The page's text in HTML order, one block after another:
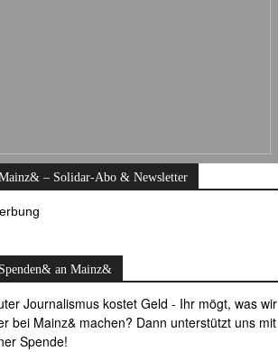
– Solidar-Abo & Newsletter
Spenden& an Mainz&
Journalismus kostet Geld - Ihr mögt, was wir
bei Mainz& machen? Dann unterstützt uns mit
Spende!